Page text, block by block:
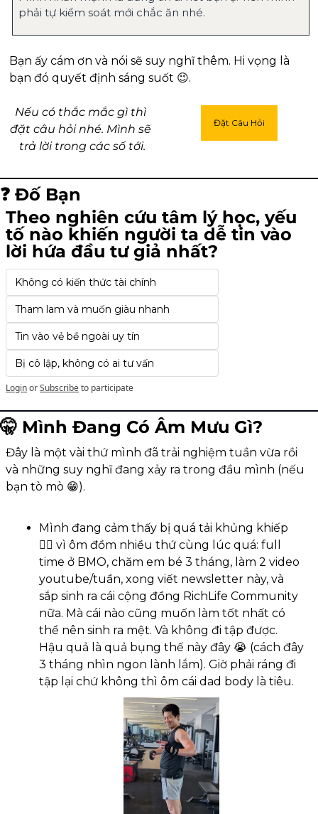
phải tự kiểm soát mới chắc ăn nhé.
Bạn ấy cám ơn và nói sẽ suy nghĩ thêm. Hi vọng là
bạn đó quyết định sáng suốt 😉.
Nếu có thắc mắc gì thì
đặt câu hỏi nhé. Mình sẽ
trả lời trong các số tới.
Đặt Câu Hỏi
❓ Đố Bạn
Theo nghiên cứu tâm lý học, yếu
tố nào khiến người ta dễ tin vào
lời hứa đầu tư giả nhất?
Không có kiến thức tài chính
Tham lam và muốn giàu nhanh
Tin vào vẻ bề ngoài uy tín
Bị cô lập, không có ai tư vấn
LoginorSubscribeto participate
🤫 Mình Đang Có Âm Mưu Gì?
Đây là một vài thứ mình đã trải nghiệm tuần vừa rồi
và những suy nghĩ đang xảy ra trong đầu mình (nếu
bạn tò mò 😁).
😵‍💫 vì ôm đồm nhiều thứ cùng lúc quá: full
time ở BMO, chăm em bé 3 tháng, làm 2 video
youtube/tuần, xong viết newsletter này, và
sắp sinh ra cái cộng đồng RichLife Community
nữa. Mà cái nào cũng muốn làm tốt nhất có
thể nên sinh ra mệt. Và không đi tập được.
Hậu quả là quả bụng thế này đây 😭 (cách đây
3 tháng nhìn ngon lành lắm). Giờ phải ráng đi
tập lại chứ không thì ôm cái dad body là tiêu.